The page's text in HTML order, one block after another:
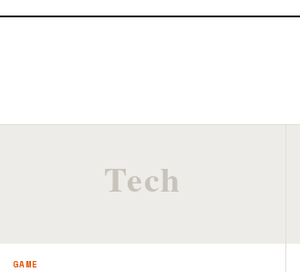
GAME